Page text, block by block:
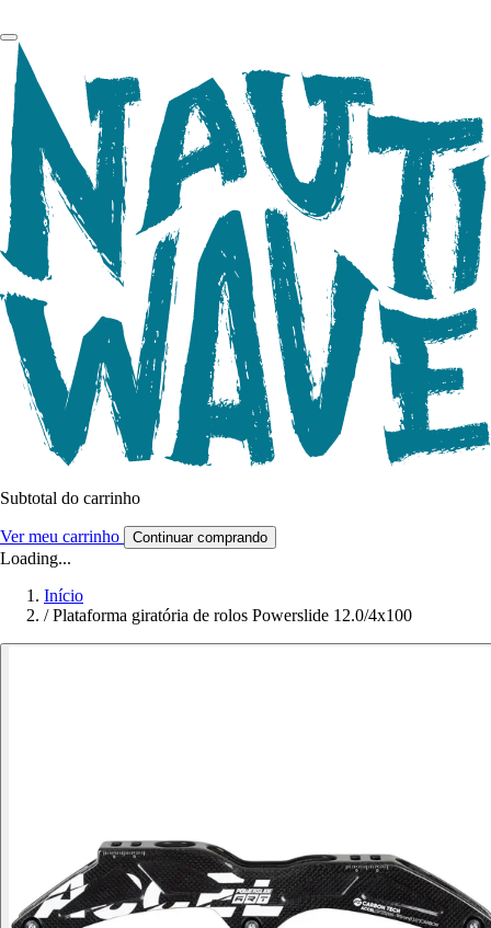
Subtotal do carrinho
Ver meu carrinho Continuar comprando
Loading...
Início
/ Plataforma giratória de rolos Powerslide 12.0/4x100